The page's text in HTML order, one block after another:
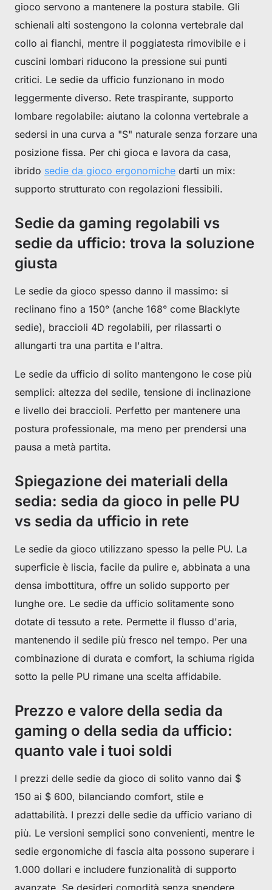
gioco servono a mantenere la postura stabile. Gli
schienali alti sostengono la colonna vertebrale dal
collo ai fianchi, mentre il poggiatesta rimovibile e i
cuscini lombari riducono la pressione sui punti
critici. Le sedie da ufficio funzionano in modo
leggermente diverso. Rete traspirante, supporto
lombare regolabile: aiutano la colonna vertebrale a
sedersi in una curva a "S" naturale senza forzare una
posizione fissa. Per chi gioca e lavora da casa,
ibrido sedie da gioco ergonomiche darti un mix:
supporto strutturato con regolazioni flessibili.
Sedie da gaming regolabili vs
sedie da ufficio: trova la soluzione
giusta
Le sedie da gioco spesso danno il massimo: si
reclinano fino a 150° (anche 168° come Blacklyte
sedie), braccioli 4D regolabili, per rilassarti o
allungarti tra una partita e l'altra.
Le sedie da ufficio di solito mantengono le cose più
semplici: altezza del sedile, tensione di inclinazione
e livello dei braccioli. Perfetto per mantenere una
postura professionale, ma meno per prendersi una
pausa a metà partita.
Spiegazione dei materiali della
sedia: sedia da gioco in pelle PU
vs sedia da ufficio in rete
Le sedie da gioco utilizzano spesso la pelle PU. La
superficie è liscia, facile da pulire e, abbinata a una
densa imbottitura, offre un solido supporto per
lunghe ore. Le sedie da ufficio solitamente sono
dotate di tessuto a rete. Permette il flusso d'aria,
mantenendo il sedile più fresco nel tempo. Per una
combinazione di durata e comfort, la schiuma rigida
sotto la pelle PU rimane una scelta affidabile.
Prezzo e valore della sedia da
gaming o della sedia da ufficio:
quanto vale i tuoi soldi
I prezzi delle sedie da gioco di solito vanno dai $
150 ai $ 600, bilanciando comfort, stile e
adattabilità. I prezzi delle sedie da ufficio variano di
più. Le versioni semplici sono convenienti, mentre le
sedie ergonomiche di fascia alta possono superare i
1.000 dollari e includere funzionalità di supporto
avanzate. Se desideri comodità senza spendere